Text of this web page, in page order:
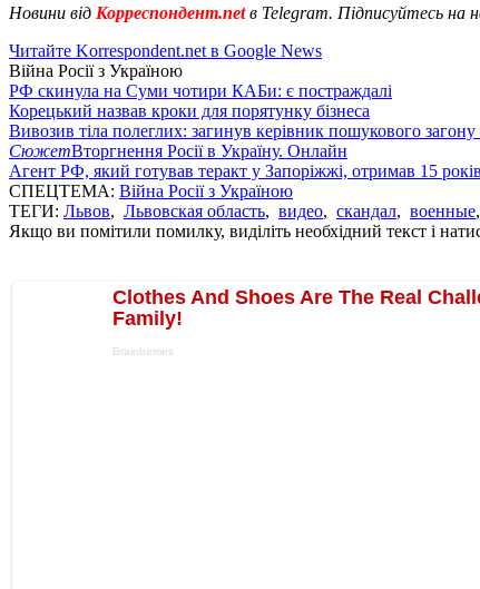
Новини від Корреспондент.netв Telegram. Підписуйтесь на
Читайте Korrespondent.net в Google News
Війна Росії з Україною
РФ скинула на Суми чотири КАБи: є постраждалі
Корецький назвав кроки для порятунку бізнеса
Вивозив тіла полеглих: загинув керівник пошукового
СюжетВторгнення Росії в Україну. Онлайн
Агент РФ, який готував теракт у Запоріжжі, отримав 15
СПЕЦТЕМА: Війна Росії з Україною
ТЕГИ: Львов, Львовская область, видео, скандал, военные,
Якщо ви помітили помилку, виділіть необхідний текст і